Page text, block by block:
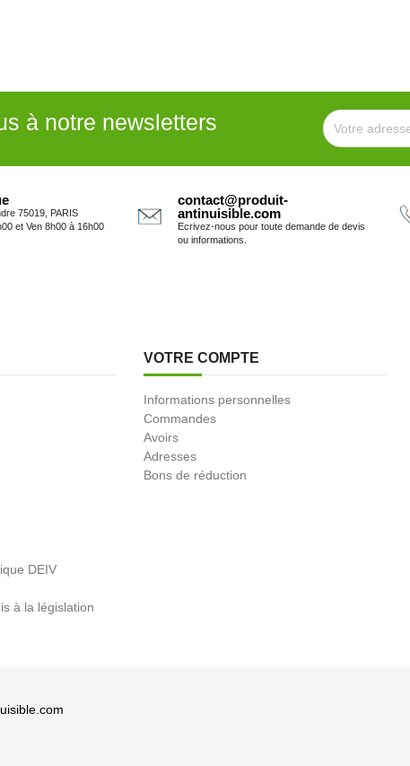
à notre newsletters
75019, PARIS
et Ven 8h00 à 16h00
contact@produit-
antinuisible.com
Ecrivez-nous pour toute demande de devis
ou informations.
DEIV
à la législation
VOTRE COMPTE
Informations personnelles
Commandes
Avoirs
Adresses
Bons de réduction